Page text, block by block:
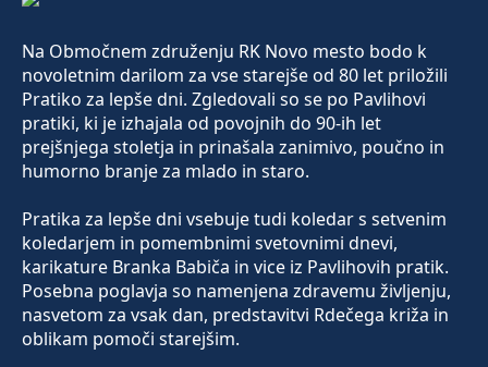
Na Območnem združenju RK Novo mesto bodo k
novoletnim darilom za vse starejše od 80 let priložili
Pratiko za lepše dni. Zgledovali so se po Pavlihovi
pratiki, ki je izhajala od povojnih do 90-ih let
prejšnjega stoletja in prinašala zanimivo, poučno in
humorno branje za mlado in staro.
Pratika za lepše dni vsebuje tudi koledar s setvenim
koledarjem in pomembnimi svetovnimi dnevi,
karikature Branka Babiča in vice iz Pavlihovih pratik.
Posebna poglavja so namenjena zdravemu življenju,
nasvetom za vsak dan, predstavitvi Rdečega križa in
oblikam pomoči starejšim.